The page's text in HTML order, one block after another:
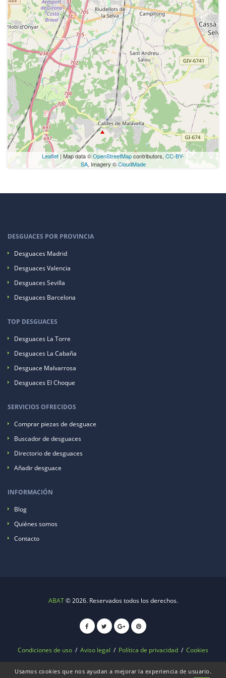
Leaflet | Map data ©OpenStreetMapcontributors, CC-BY-
SA, Imagery ©CloudMade
DESGUACES POR PROVINCIA
Desguaces Madrid
Desguaces Valencia
Desguaces Sevilla
Desguaces Barcelona
TOP DESGUACES
Desguaces La Torre
Desguaces La Cabaña
Desguace Malvarrosa
Desguaces El Choque
SERVICIOS OFRECIDOS
Comprar piezas de desguace
Buscador de desguaces
Directorio de desguaces
Añadir desguace
INFORMACIÓN
Blog
Quiénes somos
Contacto
ABAT© 2026. Reservados todos los derechos.
Condiciones de uso / Aviso legal / Política de privacidad / Cookies
Usamos cookies que nos ayudan a mejorar la experiencia de usuario.